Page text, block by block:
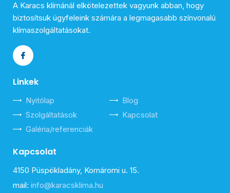
A Karacs klímánál elkötelezettek vagyunk abban, hogy
biztosítsuk ügyfeleink számára a legmagasabb színvonalú
klímaszolgáltatásokat.
Linkek
Nyitólap
Szolgáltatások
Galéria/referenciák
Blog
Kapcsolat
Kapcsolat
4150 Püspökladány, Komáromi u. 15.
mail: info@karacsklima.hu